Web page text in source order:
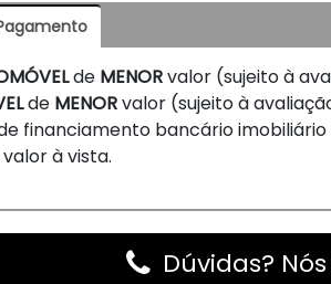
de MENORvalor (sujeito à
de MENORvalor (sujeito à
financiamento bancário
à vista.
Dúvidas?